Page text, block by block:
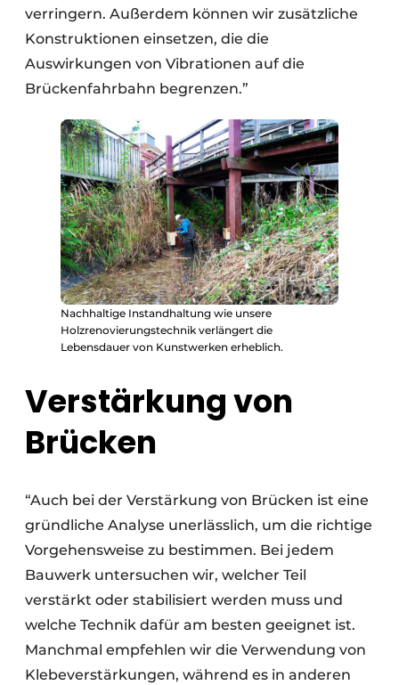
verringern. Außerdem können wir zusätzliche
Konstruktionen einsetzen, die die
Auswirkungen von Vibrationen auf die
Brückenfahrbahn begrenzen.”
Nachhaltige Instandhaltung wie unsere
Holzrenovierungstechnik verlängert die
Lebensdauer von Kunstwerken erheblich.
Verstärkung von
Brücken
“Auch bei der Verstärkung von Brücken ist eine
gründliche Analyse unerlässlich, um die richtige
Vorgehensweise zu bestimmen. Bei jedem
Bauwerk untersuchen wir, welcher Teil
verstärkt oder stabilisiert werden muss und
welche Technik dafür am besten geeignet ist.
Manchmal empfehlen wir die Verwendung von
Klebeverstärkungen, während es in anderen